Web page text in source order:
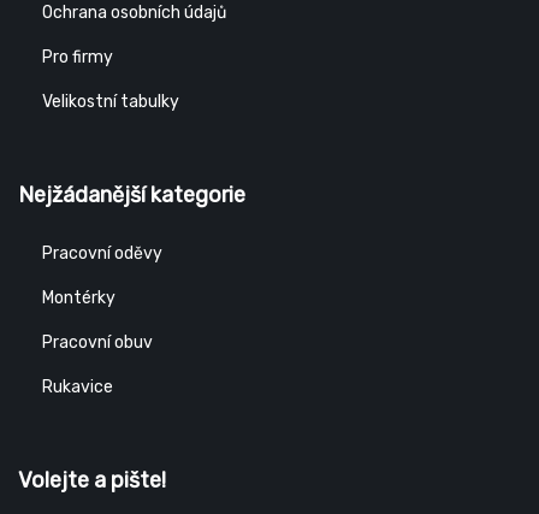
Ochrana osobních údajů
Pro firmy
Velikostní tabulky
Nejžádanější kategorie
Pracovní oděvy
Montérky
Pracovní obuv
Rukavice
Volejte a pište!